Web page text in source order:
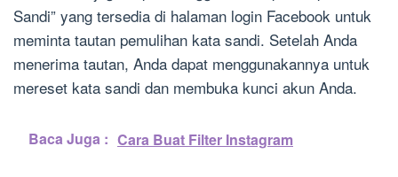
Sandi” yang tersedia di halaman login Facebook untuk
meminta tautan pemulihan kata sandi. Setelah Anda
menerima tautan, Anda dapat menggunakannya untuk
mereset kata sandi dan membuka kunci akun Anda.
Baca Juga : Cara Buat Filter Instagram